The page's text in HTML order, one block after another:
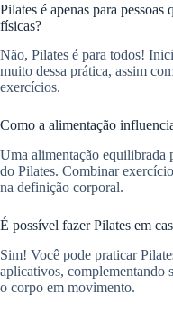
Pilates é apenas para
físicas?
Não, Pilates é para todos!
muito dessa prática, assim
exercícios.
Como a alimentação
Uma alimentação equilibrada
do Pilates. Combinar
na definição corporal.
É possível fazer Pilates em
Sim! Você pode praticar
aplicativos, complementando
o corpo em movimento.